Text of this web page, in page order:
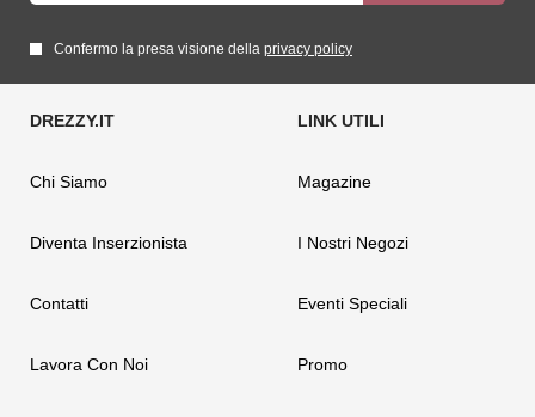
Confermo la presa visione della privacy policy
Chi Siamo
Diventa Inserzionista
Contatti
Lavora Con Noi
Magazine
I Nostri Negozi
Eventi Speciali
Promo